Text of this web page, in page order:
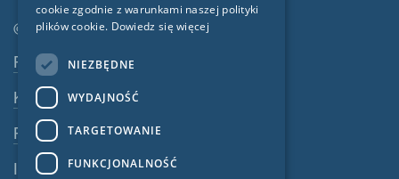
© SIGA 2026
Nawigacja w stopce
Praca
Kontakt
Polityka prywatności
Impressum
ITALIAN
cookie zgodnie z warunkami naszej polityki
plików cookie. Dowiedz się więcej
NIEZBĘDNE
WYDAJNOŚĆ
TARGETOWANIE
FUNKCJONALNOŚĆ